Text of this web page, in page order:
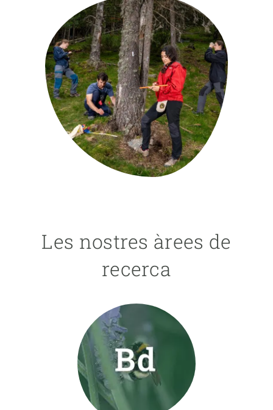
Les nostres àrees de
recerca
NOTÍCIES I AGENDA